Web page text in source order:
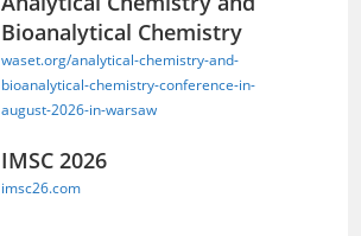
Bioanalytical Chemistry
waset.org/analytical-chemistry-and-
bioanalytical-chemistry-conference-in-
august-2026-in-warsaw
IMSC 2026
imsc26.com